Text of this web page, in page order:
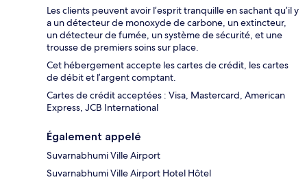
Les clients peuvent avoir l’esprit tranquille en sachant qu’il y
a un détecteur de monoxyde de carbone, un extincteur,
un détecteur de fumée, un système de sécurité, et une
trousse de premiers soins sur place.
Cet hébergement accepte les cartes de crédit, les cartes
de débit et l’argent comptant.
Cartes de crédit acceptées : Visa, Mastercard, American
Express, JCB International
Également appelé
Suvarnabhumi Ville Airport
Suvarnabhumi Ville Airport Hotel Hôtel